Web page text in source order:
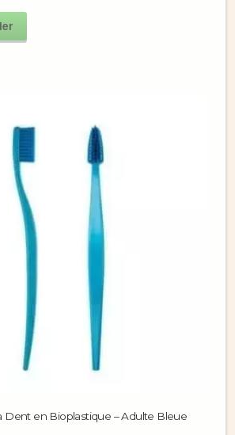
Dent en Bioplastique – Adulte Bleue